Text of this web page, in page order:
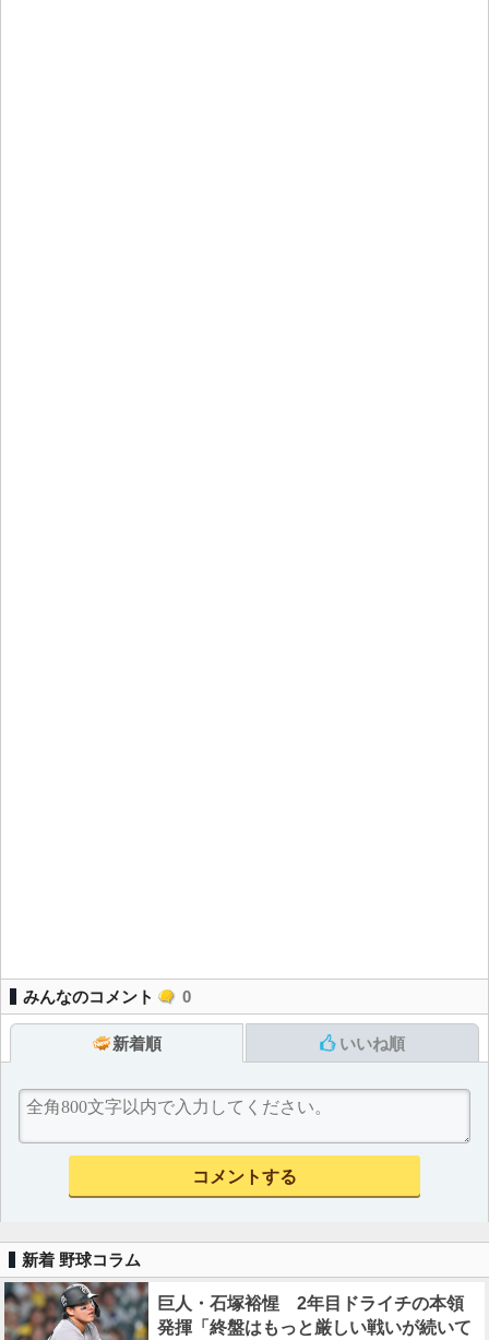
みんなのコメント 0
新着順 いいね順
新着 野球コラム
巨人・石塚裕惺 2年目ドライチの本領
発揮「終盤はもっと厳しい戦いが続いて